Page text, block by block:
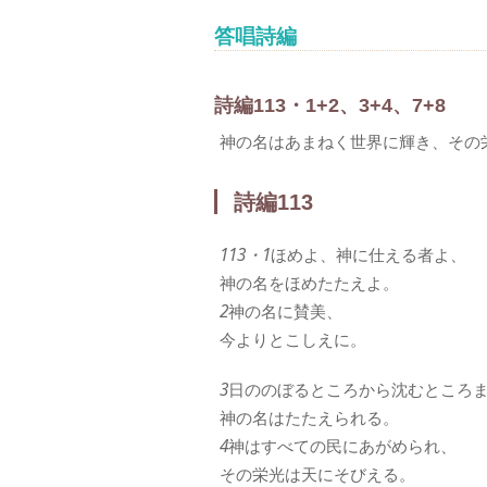
答唱詩編
詩編113・1+2、3+4、7+8
神の名はあまねく世界に輝き、その
詩編113
113・1ほめよ、神に仕える者よ、
神の名をほめたたえよ。
2神の名に賛美、
今よりとこしえに。
3日ののぼるところから沈むところま
神の名はたたえられる。
4神はすべての民にあがめられ、
その栄光は天にそびえる。